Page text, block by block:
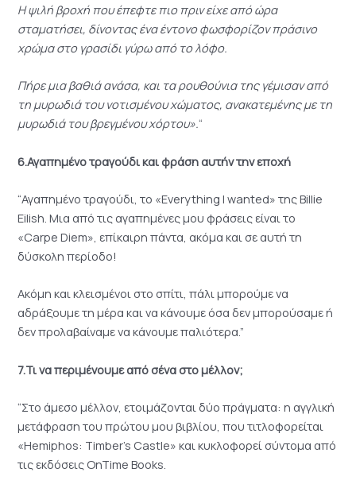
Η ψιλή βροχή που έπεφτε πιο πριν είχε από ώρα
σταματήσει, δίνοντας ένα έντονο φωσφορίζον πράσινο
χρώμα στο γρασίδι γύρω από το λόφο.
Πήρε μια βαθιά ανάσα, και τα ρουθούνια της γέμισαν από
τη μυρωδιά του νοτισμένου χώματος, ανακατεμένης με τη
μυρωδιά του βρεγμένου χόρτου».“
6.Αγαπημένο τραγούδι και φράση αυτήν την εποχή
“Αγαπημένο τραγούδι, τo «Everything I wanted» της Billie
Eilish. Μια από τις αγαπημένες μου φράσεις είναι το
«Carpe Diem», επίκαιρη πάντα, ακόμα και σε αυτή τη
δύσκολη περίοδο!
Ακόμη και κλεισμένοι στο σπίτι, πάλι μπορούμε να
αδράξουμε τη μέρα και να κάνουμε όσα δεν μπορούσαμε ή
δεν προλαβαίναμε να κάνουμε παλιότερα.”
7.Τι να περιμένουμε από σένα στο μέλλον;
“Στο άμεσο μέλλον, ετοιμάζονται δύο πράγματα: η αγγλική
μετάφραση του πρώτου μου βιβλίου, που τιτλοφορείται
«Hemiphos: Timber’s Castle» και κυκλοφορεί σύντομα από
τις εκδόσεις OnTime Books.